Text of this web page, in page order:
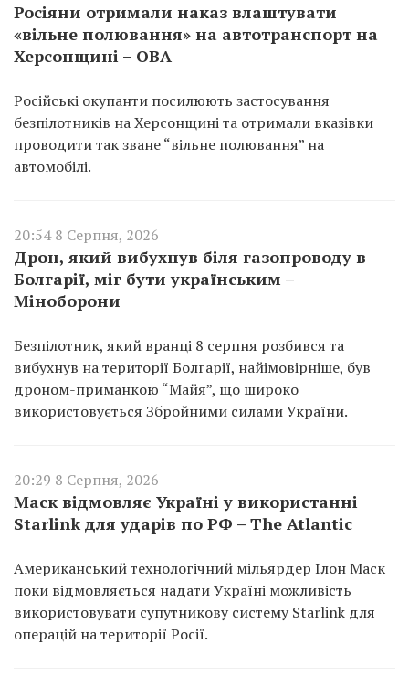
Росіяни отримали наказ влаштувати
«вільне полювання» на автотранспорт на
Херсонщині – ОВА
Російські окупанти посилюють застосування
безпілотників на Херсонщині та отримали вказівки
проводити так зване “вільне полювання” на
автомобілі.
20:54 8 Серпня, 2026
Дрон, який вибухнув біля газопроводу в
Болгарії, міг бути українським –
Міноборони
Безпілотник, який вранці 8 серпня розбився та
вибухнув на території Болгарії, найімовірніше, був
дроном-приманкою “Майя”, що широко
використовується Збройними силами України.
20:29 8 Серпня, 2026
Маск відмовляє Україні у використанні
Starlink для ударів по РФ – The Atlantic
Американський технологічний мільярдер Ілон Маск
поки відмовляється надати Україні можливість
використовувати супутникову систему Starlink для
операцій на території Росії.